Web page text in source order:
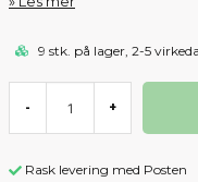
9 stk. på lager, 2-5
- +
Rask levering med Posten